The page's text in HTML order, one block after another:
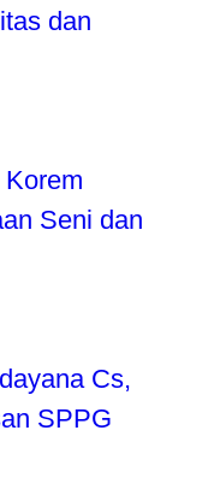
dan
Seni dan
Cs,
SPPG